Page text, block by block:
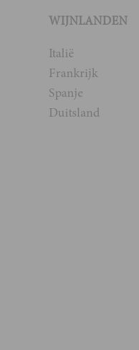
WIJNLANDEN
Italië
Frankrijk
Spanje
Duitsland